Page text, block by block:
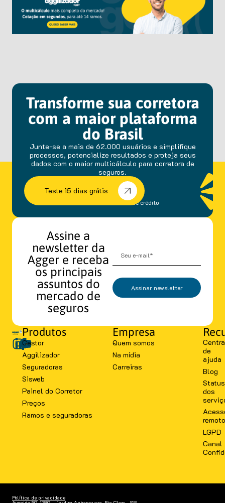
Transforme sua corretora
com a maior plataforma
do Brasil
Junte-se a mais de 62.000 usuários e simplifique
processos, potencialize resultados e proteja seus
dados com o maior multicálculo para corretora de
seguros.
Teste 15 dias grátis
sem fidelidade e cartão de crédito
Assine a
newsletter da
Agger e receba
os principais
assuntos do
mercado de
seguros
Assinar newsletter
Produtos
Gestor
Aggilizador
Seguradoras
Sisweb
Painel do Corretor
Preços
Ramos e seguradoras
Empresa
Quem somos
Na mídia
Carreiras
de
ajuda
Blog
Status
dos
remoto
LGPD
Canal
Política de privacidade